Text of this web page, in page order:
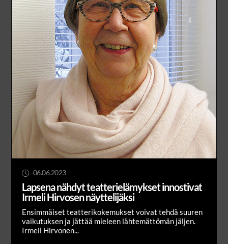
06.06.2023
Lapsena nähdyt teatterielämykset innostivat
Irmeli Hirvosen näyttelijäksi
Ensimmäiset teatterikokemukset voivat tehdä suuren
vaikutuksen ja jättää mieleen lähtemättömän jäljen.
Irmeli Hirvonen...